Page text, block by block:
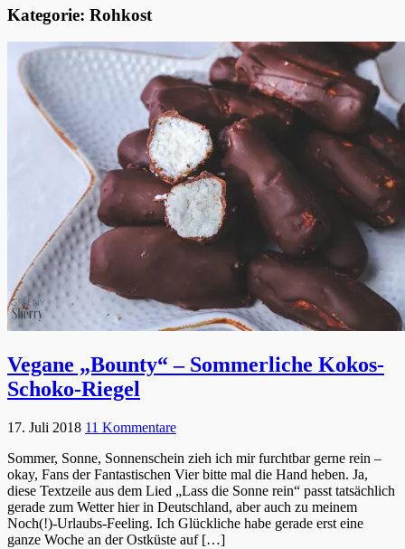
Kategorie: Rohkost
Vegane „Bounty“ – Sommerliche Kokos-
Schoko-Riegel
17. Juli 2018 11 Kommentare
Sommer, Sonne, Sonnenschein zieh ich mir furchtbar gerne rein –
okay, Fans der Fantastischen Vier bitte mal die Hand heben. Ja,
diese Textzeile aus dem Lied „Lass die Sonne rein“ passt tatsächlich
gerade zum Wetter hier in Deutschland, aber auch zu meinem
Noch(!)-Urlaubs-Feeling. Ich Glückliche habe gerade erst eine
ganze Woche an der Ostküste auf […]